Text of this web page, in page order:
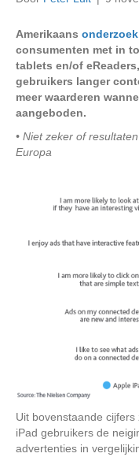
Amerikaans onderzoek
consumenten met in
tablets en/of
gebruikers langer
meer waarderen
aangeboden.
• Niet zeker of
Europa
Uit bovenstaande
iPad gebruikers de
advertenties in